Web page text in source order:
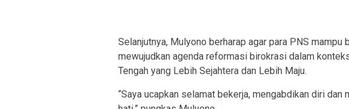
Selanjutnya, Mulyono berharap agar para PNS mampu
mewujudkan agenda reformasi birokrasi dalam
Tengah yang Lebih Sejahtera dan Lebih Maju.
“Saya ucapkan selamat bekerja, mengabdikan diri